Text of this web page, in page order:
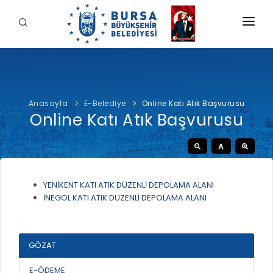
BELEDİYE
İDARİ YAPI
YETKİ VE SORUMLULUKLAR
ŞİRKETLER VE KURULUŞLAR
ULUSAL / ULUSLARARASI İLİŞKİLER
LOGOLAR AMBLEMLER
BAŞKAN
Şahin BİBA
Başkan'a Mesaj
Görevleri
HİZMETLERİMİZ
İNTERAKTİF
ÖDEME
E-TEKLİF
BURSA'YI KEŞFET
Anasayfa E-Belediye Online Katı Atık Başvurusu
Online Katı Atık Başvurusu
YENİKENT KATI ATIK DÜZENLİ DEPOLAMA ALANI
İNEGÖL KATI ATIK DÜZENLİ DEPOLAMA ALANI
.
GÖZAT
E-ÖDEME